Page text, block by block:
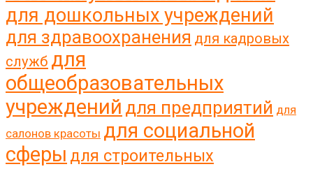
для дошкольных учреждений
для здравоохранения для кадровых
служб для
общеобразовательных
учреждений для предприятий для
салонов красоты для социальной
сферы для строительных